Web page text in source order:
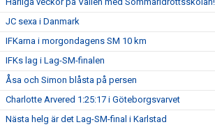
JC sexa i Danmark
IFKarna i morgondagens SM 10 km
IFKs lag i Lag-SM-finalen
Åsa och Simon blåsta på persen
Charlotte Arvered 1:25:17 i Göteborgsvarvet
Nästa helg är det Lag-SM-final i Karlstad